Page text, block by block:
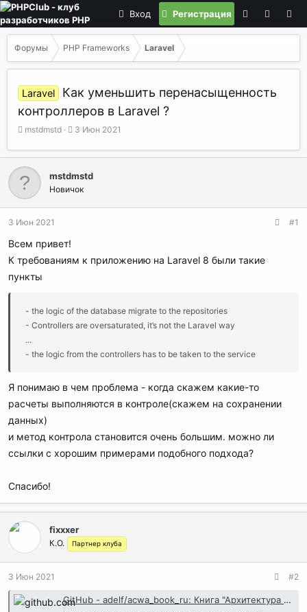
Вход Регистрация
Форумы PHP Frameworks Laravel
Laravel
Как уменьшить перенасыщенность
контроллеров в Laravel ?
А
т
о
р
т
ы
mstdmstd
Д
т
н
а
3 Июн 2021
mstdmstd
Новичок
3 Июн 2021 #1
Всем привет!
К требованиям к приложению на Laravel 8 были такие
пункты
- the logic of the database migrate to the repositories
- Controllers are oversaturated, it’s not the Laravel way
...
- the logic from the controllers has to be taken to the service
Я понимаю в чем проблема - когда скажем какие-то
расчеты выполняются в контроле(скажем на сохранении
данных)
и метод контрола становится очень большим. можно ли
ссылки с хорошим примерами подобного подхода?
Спасибо!
fixxxer
К.О. Партнер клуба
3 Июн 2021 #2
GitHub - adelf/acwa_book_ru: Книга "Архитектура сложных веб-приложений. С примерами на Laravel"